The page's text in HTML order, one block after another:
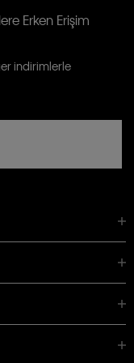
Açık Onay
veriyorum.
aktarılmasına açık
Erken Erişim
indirimlerle